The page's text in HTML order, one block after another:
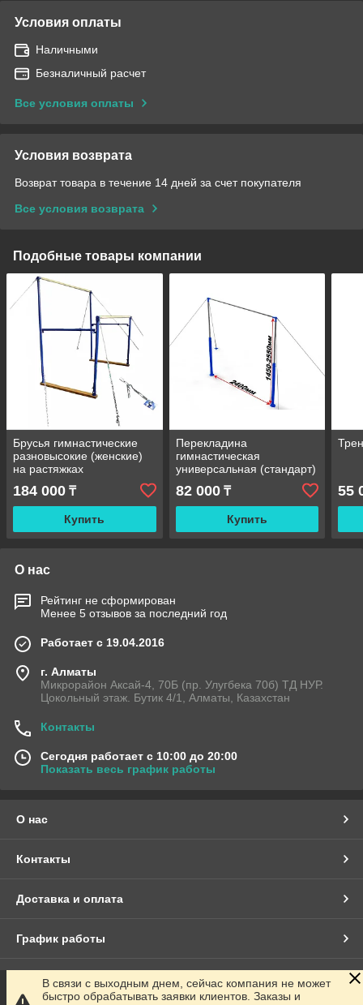
Условия оплаты
Наличными
Безналичный расчет
Все условия оплаты
Условия возврата
Возврат товара в течение 14 дней за счет покупателя
Все условия возврата
Подобные товары компании
Брусья гимнастические
разновысокие (женские)
на растяжках
184 000 ₸
Купить
Перекладина
гимнастическая
универсальная (стандарт)
82 000₸
Купить
55
О нас
Рейтинг не сформирован
Менее 5 отзывов за последний год
Работает с 19.04.2016
г. Алматы
Микрорайон Аксай-4, 70Б (пр. Улугбека 70б) ТД НУР.
Цокольный этаж. Бутик 4/1, Алматы, Казахстан
Контакты
Сегодня работает с 10:00 до 20:00
Показать весь график работы
О нас
Контакты
Доставка и оплата
График работы
Полная версия сайта
В связи с выходным днем, сейчас компания не может
быстро обрабатывать заявки клиентов. Заказы и